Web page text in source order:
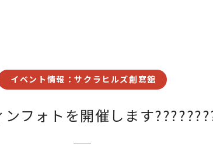
イベント情報：サクラヒルズ創寫舘
ンフォトを開催します